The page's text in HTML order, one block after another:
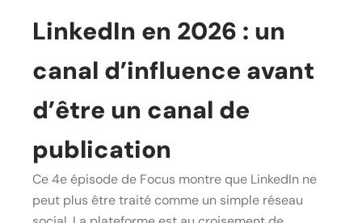
LinkedIn en 2026 : un
canal d’influence avant
d’être un canal de
publication
Ce 4e épisode de Focus montre que LinkedIn ne
peut plus être traité comme un simple réseau